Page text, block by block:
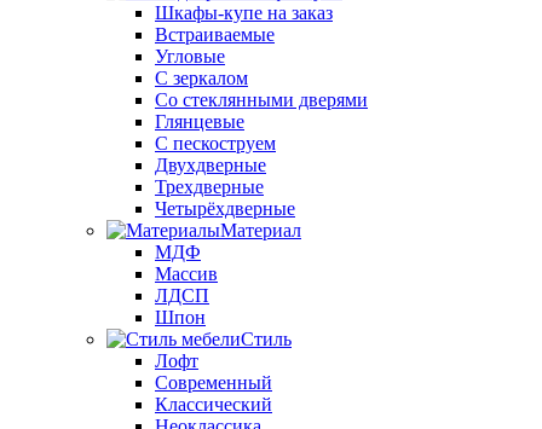
Шкафы-купе на заказ
Встраиваемые
Угловые
С зеркалом
Со стеклянными дверями
Глянцевые
С пескоструем
Двухдверные
Трехдверные
Четырёхдверные
Материал
МДФ
Массив
ЛДСП
Шпон
Стиль
Лофт
Современный
Классический